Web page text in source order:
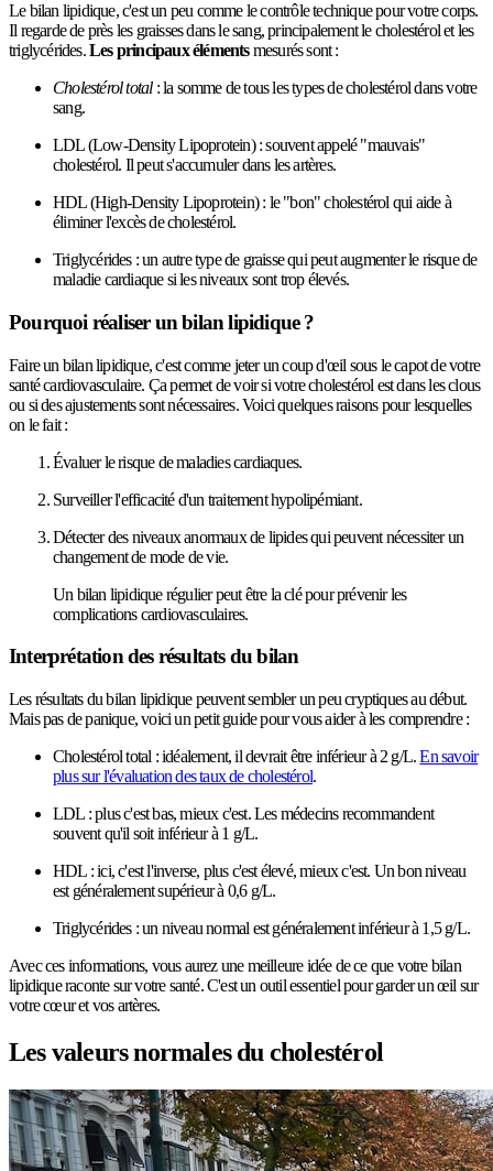
Le bilan lipidique, c'est un peu comme le contrôle technique pour votre corps.
Il regarde de près les graisses dans le sang, principalement le cholestérol et les
triglycérides.Les principaux élémentsmesurés sont :
Cholestérol total: la somme de tous les types de cholestérol dans votre
sang.
LDL (Low-Density Lipoprotein) : souvent appelé "mauvais"
cholestérol. Il peut s'accumuler dans les artères.
HDL (High-Density Lipoprotein) : le "bon" cholestérol qui aide à
éliminer l'excès de cholestérol.
Triglycérides : un autre type de graisse qui peut augmenter le risque de
maladie cardiaque si les niveaux sont trop élevés.
Pourquoi réaliser un bilan lipidique ?
Faire un bilan lipidique, c'est comme jeter un coup d'œil sous le capot de votre
santé cardiovasculaire. Ça permet de voir si votre cholestérol est dans les clous
ou si des ajustements sont nécessaires. Voici quelques raisons pour lesquelles
on le fait :
Évaluer le risque de maladies cardiaques.
Surveiller l'efficacité d'un traitement hypolipémiant.
Détecter des niveaux anormaux de lipides qui peuvent nécessiter un
changement de mode de vie.
Un bilan lipidique régulier peut être la clé pour prévenir les
complications cardiovasculaires.
Interprétation des résultats du bilan
Les résultats du bilan lipidique peuvent sembler un peu cryptiques au début.
Mais pas de panique, voici un petit guide pour vous aider à les comprendre :
Cholestérol total : idéalement, il devrait être inférieur à 2 g/L.En savoir
plus sur l'évaluation des taux de cholestérol.
LDL : plus c'est bas, mieux c'est. Les médecins recommandent
souvent qu'il soit inférieur à 1 g/L.
HDL : ici, c'est l'inverse, plus c'est élevé, mieux c'est. Un bon niveau
est généralement supérieur à 0,6 g/L.
Triglycérides : un niveau normal est généralement inférieur à 1,5 g/L.
Avec ces informations, vous aurez une meilleure idée de ce que votre bilan
lipidique raconte sur votre santé. C'est un outil essentiel pour garder un œil sur
votre cœur et vos artères.
Les valeurs normales du cholestérol